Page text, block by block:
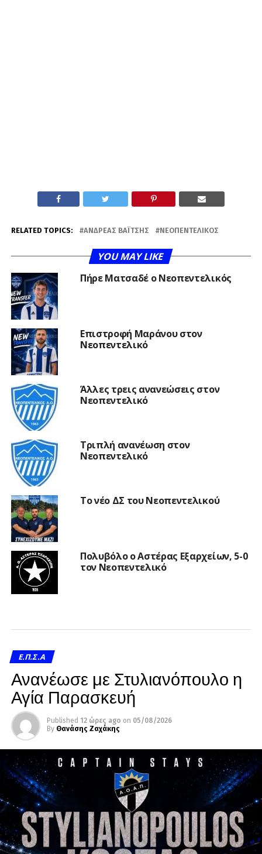
RELATED TOPICS: ΑΝΔΡΈΑΣ ΒΑΪ́ΤΣΗΣ ΝΕΟΠΕΝΤΕΛΙΚΌΣ
YOU MAY LIKE
Πήρε Ματσαδέ ο Νεοπεντελικός
Επιστροφή Μαράνου στον
Νεοπεντελικό
Άλλες τρεις ανανεώσεις στον
Νεοπεντελικό
Τριπλή ανανέωση στον
Νεοπεντελικό
Το νέο ΔΣ του Νεοπεντελικού
Πολυβόλο ο Αστέρας Εξαρχείων, 5-0
τον Νεοπεντελικό
Ε.Π.Σ.Α
Ανανέωσε με Στυλιανόπουλο η
Αγία Παρασκευή
Published 12 ώρες ago on 05/08/2026
By Θανάσης Ζαχάκης